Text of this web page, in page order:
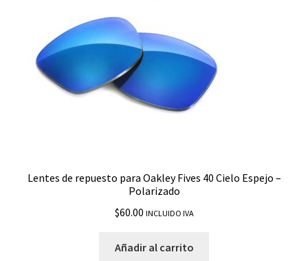
Lentes de repuesto para Oakley Fives 40 Cielo Espejo –
Polarizado
$60.00 INCLUIDO IVA
Añadir al carrito